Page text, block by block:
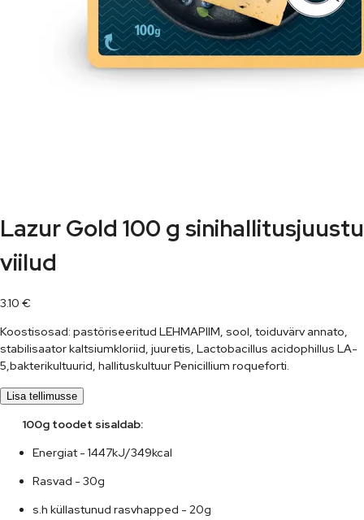
Lazur Gold 100 g sinihallitusjuustu
viilud
3.10 €
Koostisosad: pastöriseeritud LEHMAPIIM, sool, toiduvärv annato,
stabilisaator kaltsiumkloriid, juuretis, Lactobacillus acidophillus LA-
5,bakterikultuurid, hallituskultuur Penicillium roqueforti.
Lisa tellimusse
      100g toodet sisaldab:
Energiat - 1447kJ/349kcal
Rasvad - 30g
s.h küllastunud rasvhapped - 20g